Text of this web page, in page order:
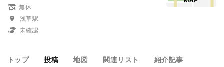
無休
浅草駅
未確認
トップ 投稿 地図 関連リスト 紹介記事